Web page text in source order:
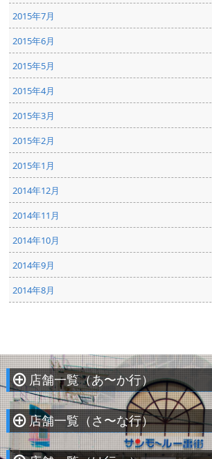
2015年7月
2015年6月
2015年5月
2015年4月
2015年3月
2015年2月
2015年1月
2014年12月
2014年11月
2014年10月
2014年9月
2014年8月
À 店舗一覧（あ〜か行）
À 店舗一覧（さ〜な行）